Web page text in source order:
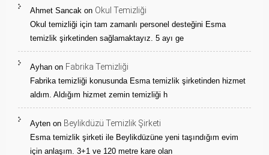
Ahmet Sancak on Okul Temizliği
Okul temizliği için tam zamanlı personel desteğini Esma
temizlik şirketinden sağlamaktayız. 5 ayı ge
Ayhan on Fabrika Temizliği
Fabrika temizliği konusunda Esma temizlik şirketinden hizmet
aldım. Aldığım hizmet zemin temizliği h
Ayten on Beylikdüzü Temizlik Şirketi
Esma temizlik şirketi ile Beylikdüzüne yeni taşındığım evim
için anlaşım. 3+1 ve 120 metre kare olan